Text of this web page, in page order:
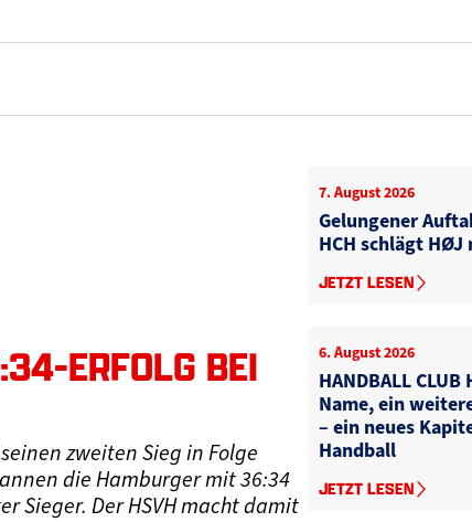
ERFOLG BEI
zweiten Sieg in Folge
die Hamburger mit 36:34
Sieger. Der HSVH macht damit
7. August 2026
Gelungener
HCH schlägt
JETZT LESEN
6. August 2026
HANDBALL
Name, ein
– ein neues
Handball
JETZT LESEN